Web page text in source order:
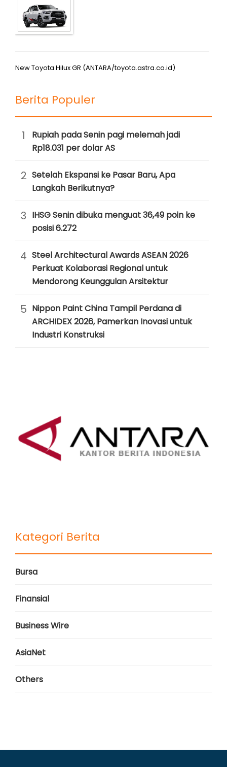
New Toyota Hilux GR (ANTARA/toyota.astra.co.id)
Berita Populer
1
Rupiah pada Senin pagi melemah jadi
Rp18.031 per dolar AS
2 Setelah Ekspansi ke Pasar Baru, Apa
Langkah Berikutnya?
3 IHSG Senin dibuka menguat 36,49 poin ke
posisi 6.272
4 Steel Architectural Awards ASEAN 2026
Perkuat Kolaborasi Regional untuk
Mendorong Keunggulan Arsitektur
5 Nippon Paint China Tampil Perdana di
ARCHIDEX 2026, Pamerkan Inovasi untuk
Industri Konstruksi
Kategori Berita
Bursa
Finansial
Business Wire
AsiaNet
Others